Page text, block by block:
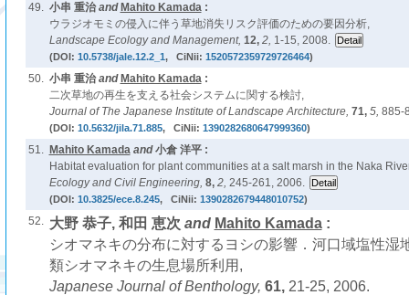
49. 小串 重治and Mahito Kamada:
ウラジオモミの侵入に伴う草地消失リスク評価のための要因分析,
Landscape Ecology and Management, 12, 2, 1-15, 2008.
(DOI: 10.5738/jale.12.2_1, CiNii: 1520572359729726464)
50. 小串 重治and Mahito Kamada:
二次草地の再生を支える社会システムに関する検討,
Journal of The Japanese Institute of Landscape Architecture, 71, 5, 885-
(DOI: 10.5632/jila.71.885, CiNii: 1390282680647999360)
51. Mahito Kamadaand小倉 洋平 :
Habitat evaluation for plant communities at a salt marsh in the Naka
Ecology and Civil Engineering, 8, 2, 245-261, 2006.
(DOI: 10.3825/ece.8.245, CiNii: 1390282679448010752)
52. 大野 恭子, 和田 恵次 and Mahito Kamada:
シオマネキの分布に対するヨシの影響．河口域塩性湿
類シオマネキの生息場所利用,
Japanese Journal of Benthology, 61, 21-25, 2006.